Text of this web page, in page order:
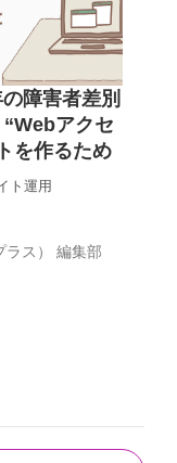
障害者差別
アクセ
を作るため
ト運用
ラス） 編集部